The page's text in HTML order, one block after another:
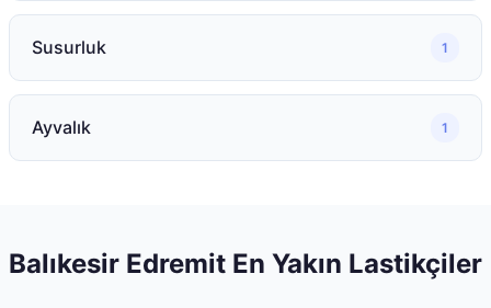
Susurluk 1
Ayvalık 1
Balıkesir Edremit En Yakın Lastikçiler